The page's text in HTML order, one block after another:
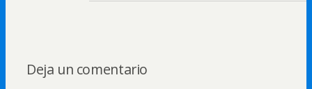
Deja un comentario